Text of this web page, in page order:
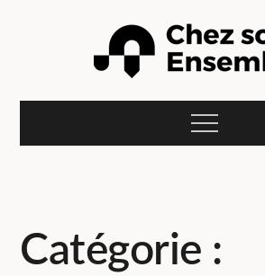
Le blog
Chez
actifs et étudiants en recherche
louer pour leurs études,Menu
Catégorie :